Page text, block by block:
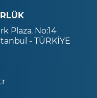
Plaza. No:14
- TÜRKİYE